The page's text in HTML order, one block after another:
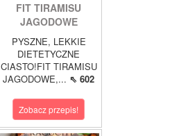
FIT TIRAMISU
JAGODOWE
PYSZNE, LEKKIE
DIETETYCZNE
CIASTO!FIT TIRAMISU
JAGODOWE,... ⇖ 602
Zobacz przepis!